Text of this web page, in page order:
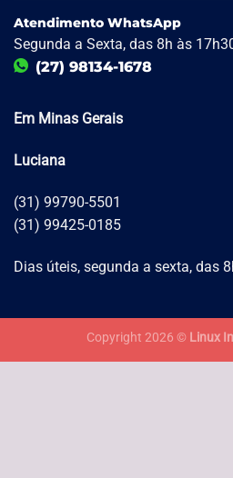
Atendimento WhatsApp
Segunda a Sexta, das 8h às
(27) 98134-1678
Em Minas Gerais
Luciana
(31) 99790-5501
(31) 99425-0185
Dias úteis, segunda a sexta, das
Copyright 2026 © Linux